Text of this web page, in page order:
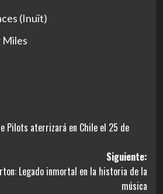
(Inuït)
Miles
Pilots aterrizará en Chile el 25 de
Siguiente:
Legado inmortal en la historia de la
música